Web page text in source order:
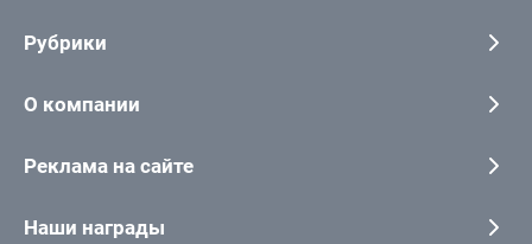
Рубрики
О компании
Реклама на сайте
Наши награды